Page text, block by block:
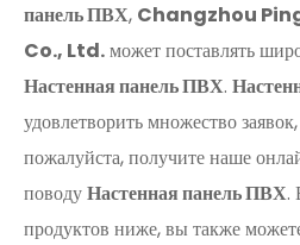
панель ПВХ, Changzhou
Co., Ltd.может поставлять
Настенная панель ПВХ.
удовлетворить множество
пожалуйста, получите наше
поводуНастенная панель ПВХ.
продуктов ниже, вы также